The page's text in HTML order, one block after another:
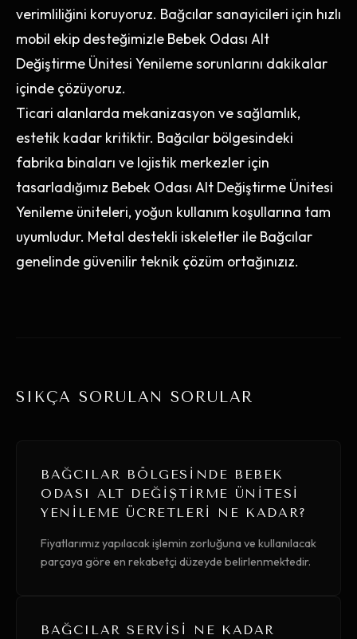
verimliliğini koruyoruz. Bağcılar sanayicileri için hızlı
mobil ekip desteğimizle Bebek Odası Alt
Değiştirme Ünitesi Yenileme sorunlarını dakikalar
içinde çözüyoruz.
Ticari alanlarda mekanizasyon ve sağlamlık,
estetik kadar kritiktir. Bağcılar bölgesindeki
fabrika binaları ve lojistik merkezler için
tasarladığımız Bebek Odası Alt Değiştirme Ünitesi
Yenileme üniteleri, yoğun kullanım koşullarına tam
uyumludur. Metal destekli iskeletler ile Bağcılar
genelinde güvenilir teknik çözüm ortağınızız.
SIKÇA SORULAN SORULAR
BAĞCILAR BÖLGESINDE BEBEK
ODASI ALT DEĞIŞTIRME ÜNITESI
YENILEME ÜCRETLERI NE KADAR?
Fiyatlarımız yapılacak işlemin zorluğuna ve kullanılacak
parçaya göre en rekabetçi düzeyde belirlenmektedir.
BAĞCILAR SERVISI NE KADAR